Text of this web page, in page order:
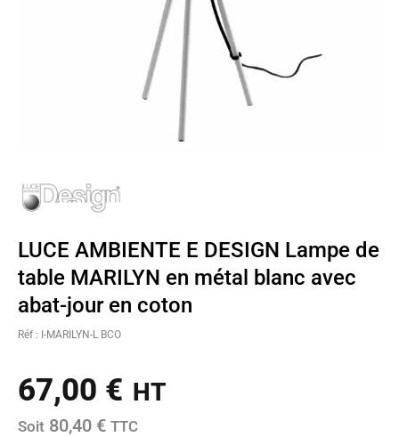
LUCE AMBIENTE E DESIGN Lampe de
table MARILYN en métal blanc avec
abat-jour en coton
Réf : I-MARILYN-L BCO
67,00 € HT
Soit 80,40 € TTC